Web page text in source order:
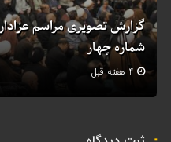
شماره چهار
4 هفته قبل